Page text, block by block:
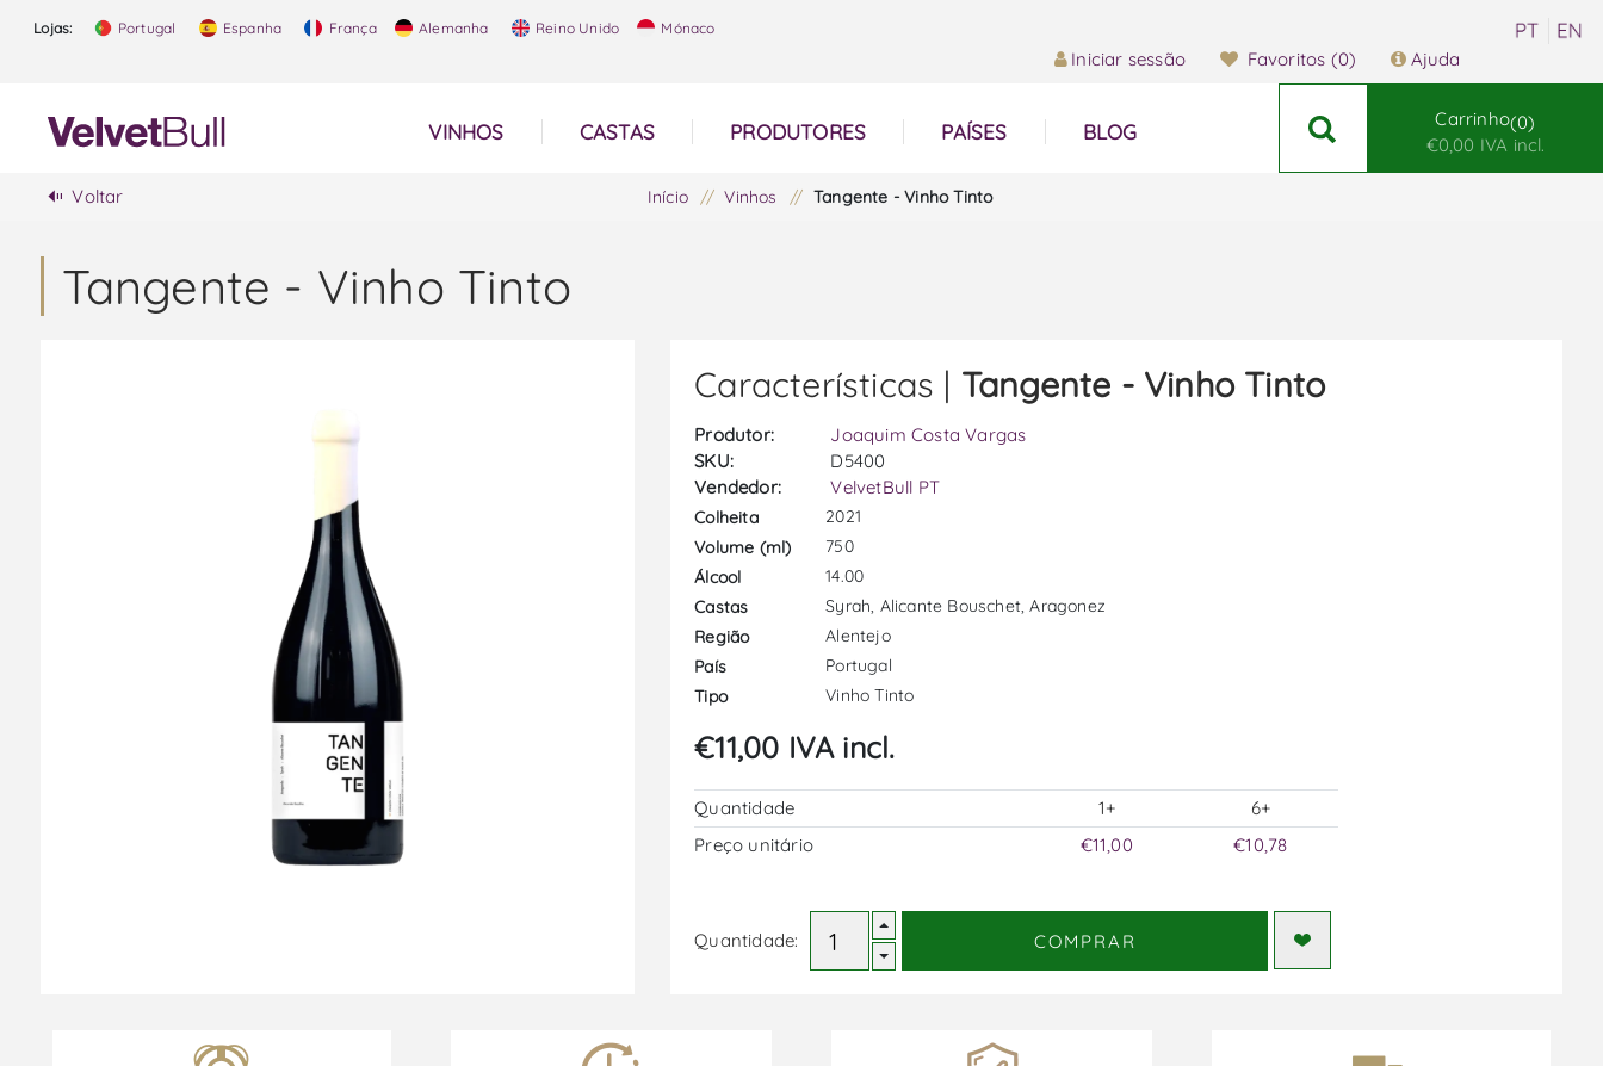
Lojas: Portugal Espanha França Alemanha Reino Unido Mónaco
Iniciar sessão Favoritos (0) Ajuda
VINHOS CASTAS PRODUTORES PAÍSES BLOG
Carrinho 0
€0,00 IVA incl.
Voltar Início / Vinhos / Tangente - Vinho Tinto
Tangente - Vinho Tinto
Características | Tangente - Vinho Tinto
Produtor:
Joaquim Costa Vargas
SKU:
D5400
Vendedor:
VelvetBull PT
Colheita
2021
Volume (ml)
750
Álcool
14.00
Castas
Syrah, Alicante Bouschet, Aragonez
Região
Alentejo
País
Portugal
Tipo
Vinho Tinto
€11,00 IVA incl.
Quantidade 1+
6+
Preço unitário
€11,00 €10,78
Quantidade: COMPRAR